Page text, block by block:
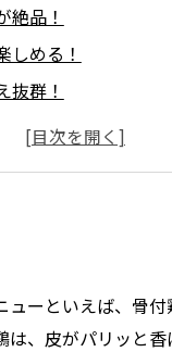
絶品！
しめる！
抜群！
ム満点！
ューといえば、骨付
は、皮がパリッと